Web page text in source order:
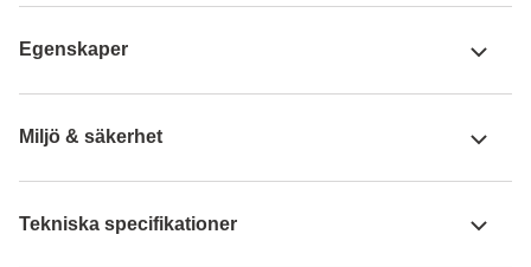
Egenskaper
Miljö & säkerhet
Tekniska specifikationer